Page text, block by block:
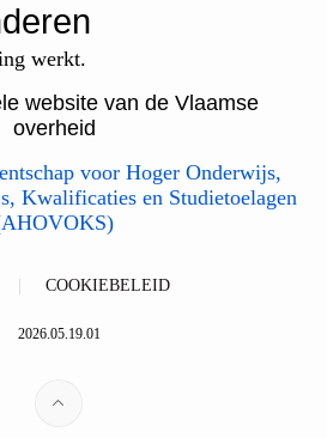
werkt.
website van de Vlaamse
overheid
voor Hoger Onderwijs,
Kwalificaties en Studietoelagen
COOKIEBELEID
2026.05.19.01